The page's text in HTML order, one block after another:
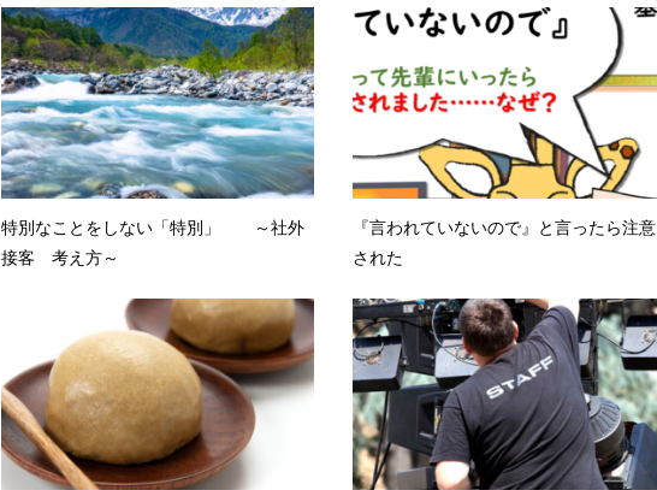
特別なことをしない「特別」 ～社外
接客 考え方～
『言われていないので』と言ったら注意
された